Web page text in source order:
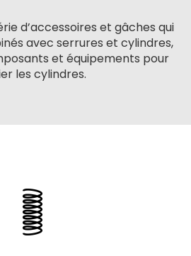
d’accessoires et gâches qui
avec serrures et cylindres,
et équipements pour
les cylindres.